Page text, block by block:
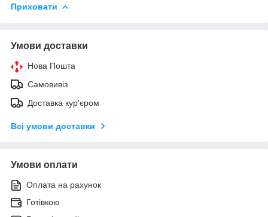
Приховати
Умови доставки
Нова Пошта
Самовивіз
Доставка кур'єром
Всі умови доставки
Умови оплати
Оплата на рахунок
Готівкою